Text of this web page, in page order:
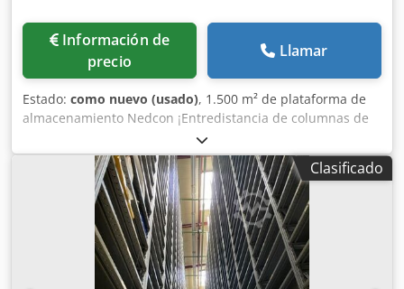
Información de
precio
Llamar
Estado: como nuevo (usado), 1.500 m² de plataforma de
almacenamiento Nedcon ¡Entredistancia de columnas de
800 cm x 600 cm! Producto usado, en excelentes
condiciones, como nuevo, ver imágenes. Altura del borde
superior de la plataforma: 370 cm. Carga admisible: 500
kg/m². Disponibles diferentes tipos de revestimientos de
suelo. Disponibles elevadores de carga, escaleras,
barandillas y accesorios en cantidad suficiente. Posibilidad
de planificación CAD e instalación. Posibilidad de venta
parcial. Dodpfx Ashzxbpocqokr Precio negociable:
Clasificado